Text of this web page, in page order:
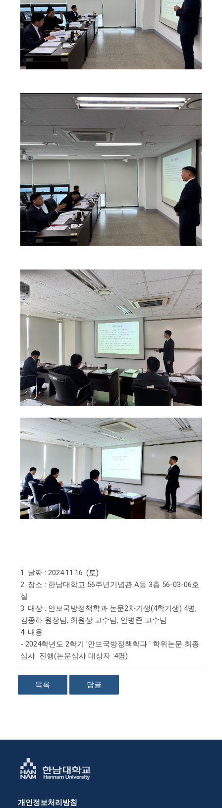
1. 날짜 : 2024.11.16. (토)
2. 장소 : 한남대학교 56주년기념관 A동 3층 56-03-06호
실
3. 대상 : 안보국방정책학과 논문2차기생(4학기생) 4명,
김종하 원장님, 최원상 교수님, 안병준 교수님
4. 내용
- 2024학년도 2학기 '안보국방정책학과 ' 학위논문 최종
심사 진행(논문심사 대상자 :4명)
목록 답글
개인정보처리방침